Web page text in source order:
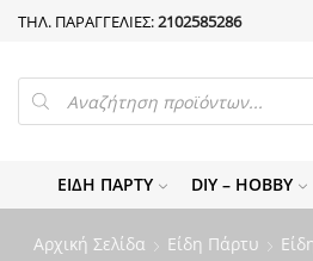
ΤΗΛ. ΠΑΡΑΓΓΕΛΙΕΣ:2102585286
PRODUCTS
SEARCH
ΕΊΔΗ ΠΆΡΤΥ DIY – HOBBY
Αρχική Σελίδα Είδη Πάρτυ